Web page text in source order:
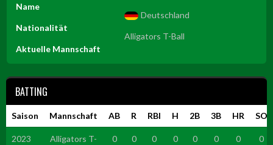
Name
Nationalität
Deutschland
Aktuelle Mannschaft
Alligators T-Ball
BATTING
Saison Mannschaft AB R RBI H 2B 3B HR SO
2023
Alligators T-
0 0 0 0 0 0 0 0